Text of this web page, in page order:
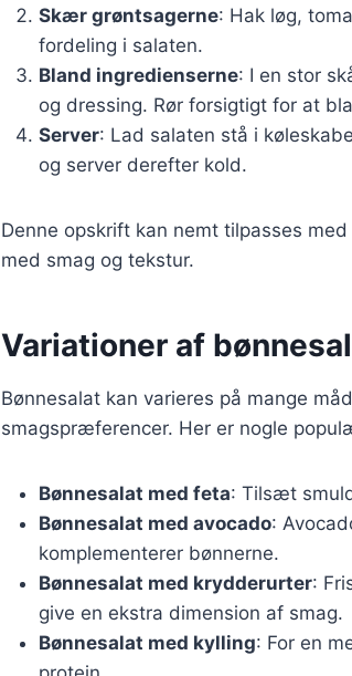
Skær grøntsagerne: Hak løg,
fordeling i salaten.
Bland ingredienserne: I en stor
og dressing. Rør forsigtigt for at
Server: Lad salaten stå i
og server derefter kold.
Denne opskrift kan nemt tilpasses
med smag og tekstur.
Variationer af
Bønnesalat kan varieres på mange
smagspræferencer. Her er nogle
Bønnesalat med feta: Tilsæt
Bønnesalat med avocado:
komplementerer bønnerne.
Bønnesalat med krydderurter:
give en ekstra dimension af smag.
Bønnesalat med kylling: For en